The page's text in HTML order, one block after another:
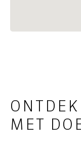
MET